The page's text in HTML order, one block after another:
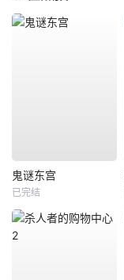
鬼谜东宫
已完结